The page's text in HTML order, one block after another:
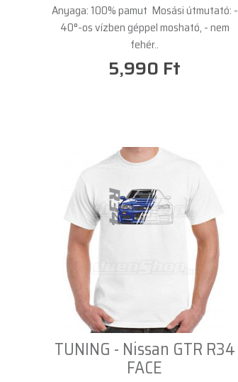
Anyaga: 100% pamut Mosási útmutató: -
40°-os vízben géppel mosható, - nem
fehér..
5,990 Ft
TUNING - Nissan GTR R34
FACE